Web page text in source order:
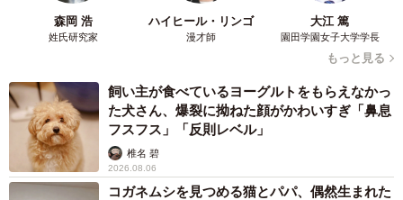
「“痛快だった！”“私はこの反撃が好き！”など妹目線の声を
聞け、妹を応援してくださる方が多かったのは嬉しかった
です。同じ境遇にある人がたくさんいることも知りまし
た。一方で“やりすぎ！”や“これは離婚に発展する！”みたい
なリプもあって、第三者から見たらそうだよなって共感も
しました」
――トリッシュさんも、結婚生活で同じような経験を？
森岡 浩
姓氏研究家
ハイヒール・リンゴ
漫才師
大江 篤
園田学園女子大学学長
もっと見る
飼い主が食べているヨーグルトをもらえなかっ
た犬さん、爆裂に拗ねた顔がかわいすぎ「鼻息
フスフス」「反則レベル」
椎名 碧
2026.08.06
コガネムシを見つめる猫とパパ、偶然生まれた